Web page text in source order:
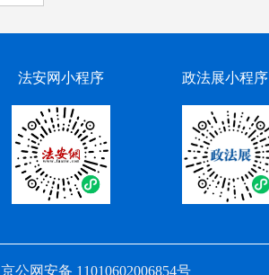
法安网小程序 政法展小程序
京公网安备 11010602006854号